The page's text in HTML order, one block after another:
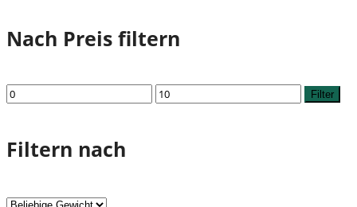
Nach Preis filtern
Min.
Preis
Max.
Preis
Filter
Filtern nach